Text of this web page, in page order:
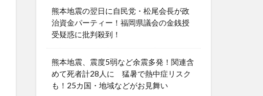
熊本地震の翌日に自民党・松尾会長が政
治資金パーティー！福岡県議会の金銭授
受疑惑に批判殺到！
熊本地震、震度5弱など余震多発！関連含
めて死者計28人に 猛暑で熱中症リスク
も！25カ国・地域などがお見舞い